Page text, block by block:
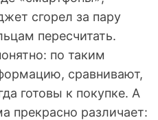
сгорел за пару
пересчитать.
по таким
сравнивают,
готовы к покупке. А
прекрасно различает: